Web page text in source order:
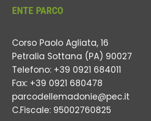
SOTTANA
DELL’ISTITUTO
ISTRUZIONE
SUPERIORE
“PIETRO
DOMINA”,
NELL’AMBITO
ENTE PARCO
Corso Paolo Agliata, 16
Petralia Sottana (PA) 90027
Telefono: +39 0921 684011
Fax: +39 0921 680478
parcodellemadonie@pec.it
C.Fiscale: 95002760825